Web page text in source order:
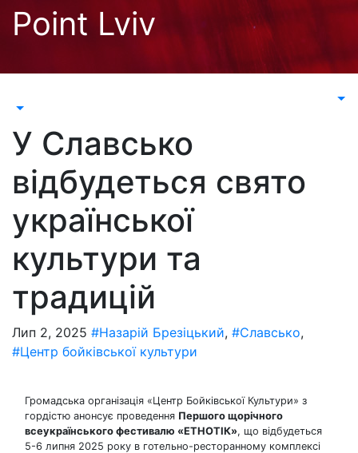
Перейти
Point Lviv
У Славсько
відбудеться свято
української
культури та
традицій
Лип 2, 2025 #Назарій Брезіцький, #Славсько,
#Центр бойківської культури
Громадська організація «Центр Бойківської Культури» з
гордістю анонсує проведення Першого щорічного
всеукраїнського фестивалю «ЕТНОТІК», що відбудеться
5-6 липня 2025 року в готельно-ресторанному комплексі